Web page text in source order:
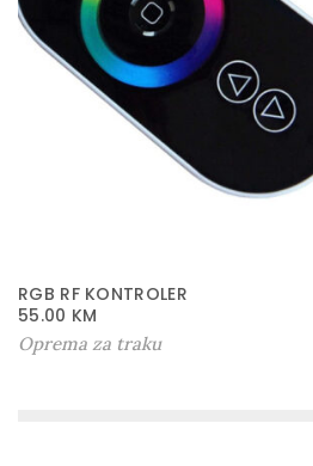
RGB RF KONTROLER
55.00 KM
Oprema za traku